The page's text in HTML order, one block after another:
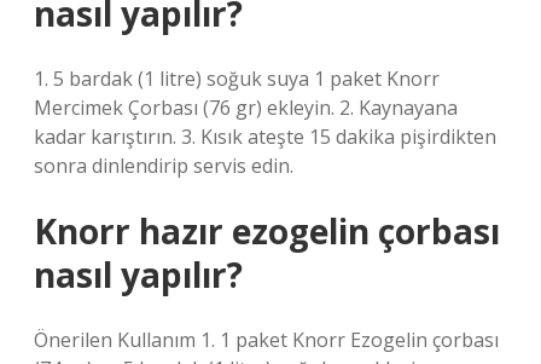
nasıl yapılır?
1. 5 bardak (1 litre) soğuk suya 1 paket Knorr
Mercimek Çorbası (76 gr) ekleyin. 2. Kaynayana
kadar karıştırın. 3. Kısık ateşte 15 dakika pişirdikten
sonra dinlendirip servis edin.
Knorr hazır ezogelin çorbası
nasıl yapılır?
Önerilen Kullanım 1. 1 paket Knorr Ezogelin çorbası